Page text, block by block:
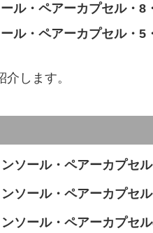
ル・ペアーカプセル・8
ル・ペアーカプセル・5
します。
ソール・ペアーカプセ
ソール・ペアーカプセ
ソール・ペアーカプセ